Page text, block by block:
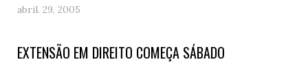
abril. 29, 2005
EXTENSÃO EM DIREITO COMEÇA SÁBADO